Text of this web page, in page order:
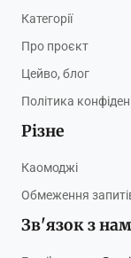
Категорії
Про проєкт
Цейво, блог
Політика
Різне
Каомоджі
Обмеження
Зв'язок з